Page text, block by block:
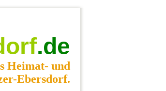
.de
Heimat- und
Ebersdorf.